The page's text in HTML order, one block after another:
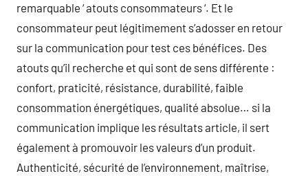
remarquable ‘ atouts consommateurs ‘. Et le
consommateur peut légitimement s’adosser en retour
sur la communication pour test ces bénéfices. Des
atouts qu’il recherche et qui sont de sens différente :
confort, praticité, résistance, durabilité, faible
consommation énergétiques, qualité absolue… si la
communication implique les résultats article, il sert
également à promouvoir les valeurs d’un produit.
Authenticité, sécurité de l’environnement, maîtrise,